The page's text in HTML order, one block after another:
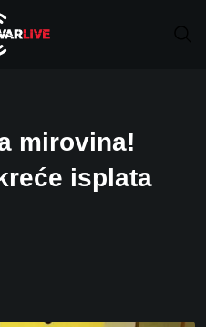
mirovina!
isplata